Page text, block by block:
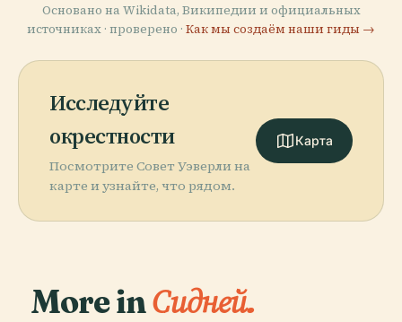
Основано на Wikidata, Википедии и официальных
источниках · проверено · Как мы создаём наши гиды →
Исследуйте
окрестности
Посмотрите Совет Уэверли на
карте и узнайте, что рядом.
Карта
More inСидней.